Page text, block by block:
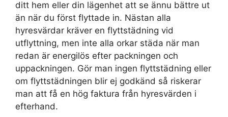
ditt hem eller din lägenhet att se ännu bättre ut
än när du först flyttade in. Nästan alla
hyresvärdar kräver en flyttstädning vid
utflyttning, men inte alla orkar städa när man
redan är energilös efter packningen och
uppackningen. Gör man ingen flyttstädning eller
om flyttstädningen blir ej godkänd så riskerar
man att få en hög faktura från hyresvärden i
efterhand.